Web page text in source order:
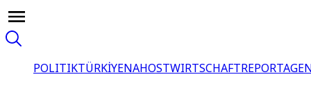
POLITIKTÜRKİYENAHOSTWIRTSCHAFT